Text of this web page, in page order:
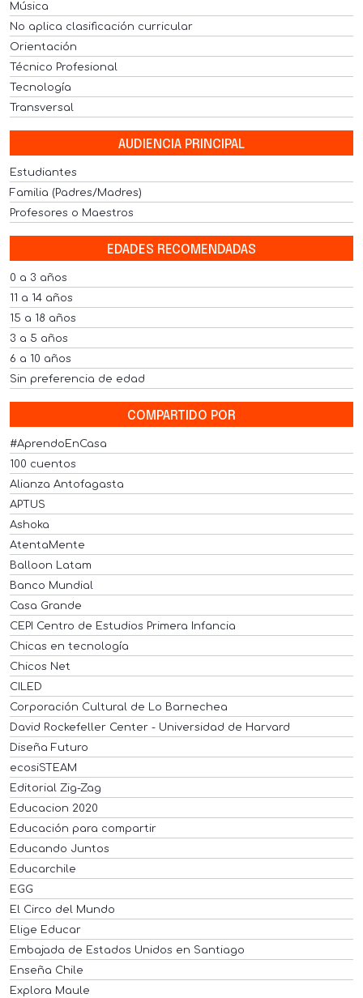
Música
No aplica clasificación curricular
Orientación
Técnico Profesional
Tecnología
Transversal
AUDIENCIA PRINCIPAL
Estudiantes
Familia (Padres/Madres)
Profesores o Maestros
EDADES RECOMENDADAS
0 a 3 años
11 a 14 años
15 a 18 años
3 a 5 años
6 a 10 años
Sin preferencia de edad
COMPARTIDO POR
#AprendoEnCasa
100 cuentos
Alianza Antofagasta
APTUS
Ashoka
AtentaMente
Balloon Latam
Banco Mundial
Casa Grande
CEPI Centro de Estudios Primera Infancia
Chicas en tecnología
Chicos Net
CILED
Corporación Cultural de Lo Barnechea
David Rockefeller Center - Universidad de Harvard
Diseña Futuro
ecosiSTEAM
Editorial Zig-Zag
Educacion 2020
Educación para compartir
Educando Juntos
Educarchile
EGG
El Circo del Mundo
Elige Educar
Embajada de Estados Unidos en Santiago
Enseña Chile
Explora Maule